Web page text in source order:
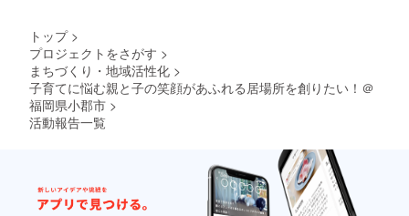
トップ >
プロジェクトをさがす >
まちづくり・地域活性化 >
子育てに悩む親と子の笑顔があふれる居場所を創りたい！＠
福岡県小郡市 >
活動報告一覧